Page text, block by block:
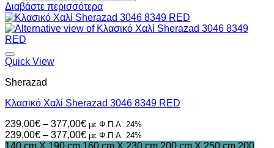
Διαβάστε περισσότερα
Quick View
Sherazad
Κλασικό Χαλί Sherazad 3046 8349 RED
239,00€ – 377,00€Price
range:
239,00€
με Φ.Π.Α. 24%
239,00€ – 377,00€Price
range:
με Φ.Π.Α. 24%
140 cm X 190 cm 160 cm X 230 cm 200 cm X 250 cm 200